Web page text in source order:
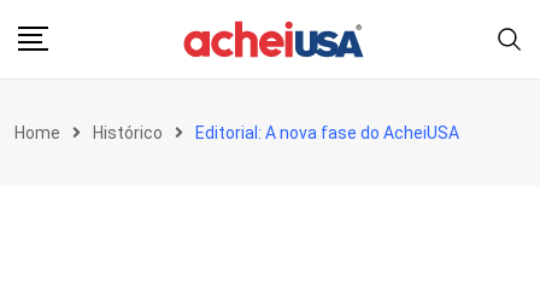
Home Histórico Editorial: A nova fase do AcheiUSA